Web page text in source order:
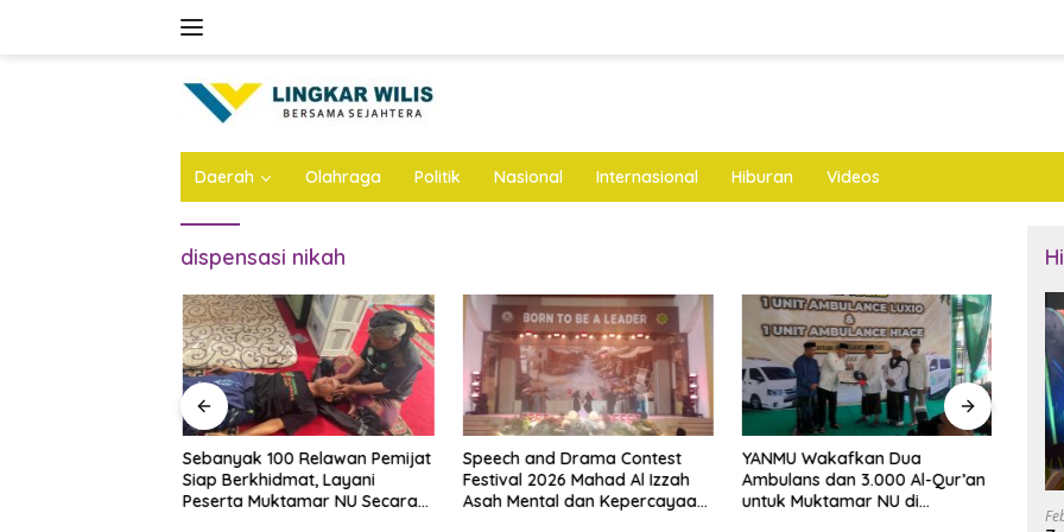
Daerah Olahraga Politik Nasional Internasional Hiburan Videos
dispensasi nikah
Sebanyak 100 Relawan Pemijat
Siap Berkhidmat, Layani
Peserta Muktamar NU Secara
Speech and Drama Contest
Festival 2026 Mahad Al Izzah
Asah Mental dan Kepercayaan
YANMU Wakafkan Dua
Ambulans dan 3.000 Al-Qur’an
untuk Muktamar NU di